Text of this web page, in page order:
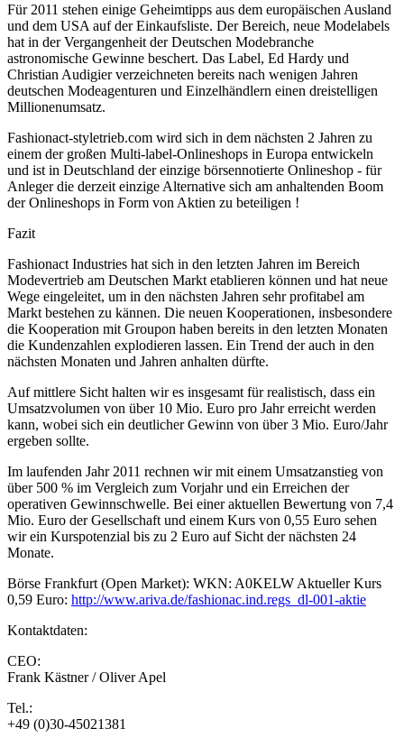
Für 2011 stehen einige Geheimtipps aus dem europäischen Ausland
und dem USA auf der Einkaufsliste. Der Bereich, neue Modelabels
hat in der Vergangenheit der Deutschen Modebranche
astronomische Gewinne beschert. Das Label, Ed Hardy und
Christian Audigier verzeichneten bereits nach wenigen Jahren
deutschen Modeagenturen und Einzelhändlern einen dreistelligen
Millionenumsatz.
Fashionact-styletrieb.com wird sich in dem nächsten 2 Jahren zu
einem der großen Multi-label-Onlineshops in Europa entwickeln
und ist in Deutschland der einzige börsennotierte Onlineshop - für
Anleger die derzeit einzige Alternative sich am anhaltenden Boom
der Onlineshops in Form von Aktien zu beteiligen !
Fazit
Fashionact Industries hat sich in den letzten Jahren im Bereich
Modevertrieb am Deutschen Markt etablieren können und hat neue
Wege eingeleitet, um in den nächsten Jahren sehr profitabel am
Markt bestehen zu kännen. Die neuen Kooperationen, insbesondere
die Kooperation mit Groupon haben bereits in den letzten Monaten
die Kundenzahlen explodieren lassen. Ein Trend der auch in den
nächsten Monaten und Jahren anhalten dürfte.
Auf mittlere Sicht halten wir es insgesamt für realistisch, dass ein
Umsatzvolumen von über 10 Mio. Euro pro Jahr erreicht werden
kann, wobei sich ein deutlicher Gewinn von über 3 Mio. Euro/Jahr
ergeben sollte.
Im laufenden Jahr 2011 rechnen wir mit einem Umsatzanstieg von
über 500 % im Vergleich zum Vorjahr und ein Erreichen der
operativen Gewinnschwelle. Bei einer aktuellen Bewertung von 7,4
Mio. Euro der Gesellschaft und einem Kurs von 0,55 Euro sehen
wir ein Kurspotenzial bis zu 2 Euro auf Sicht der nächsten 24
Monate.
Börse Frankfurt (Open Market): WKN: A0KELW Aktueller Kurs
0,59 Euro: http://www.ariva.de/fashionac.ind.regs_dl-001-aktie
Kontaktdaten:
CEO:
Frank Kästner / Oliver Apel
Tel.:
+49 (0)30-45021381